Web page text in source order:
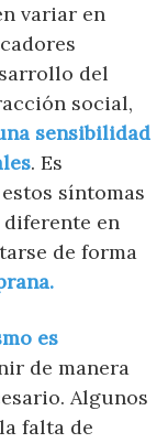
variar en
del
social,
sensibilidad
. Es
síntomas
diferente en
de forma
es
de manera
Algunos
falta de